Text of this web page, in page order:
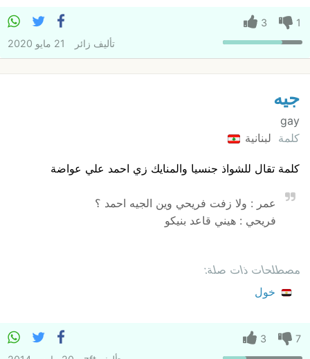
1
3
تأليف زائر 21 مايو 2020
جيه
gay
كلمة لبنانية
كلمة تقال للشواذ جنسيا والمنايك زي احمد علي عواضة
عمر : ولا زفت فريحي وين الجيه احمد ؟
فريحي : هيني قاعد بنيكو
مصطلحات ذات صلة:
خول
7
3